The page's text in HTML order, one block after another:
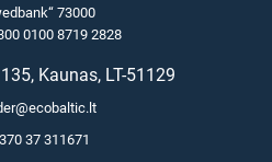
73000
0100 8719 2828
Kaunas, LT-51129
37 311671